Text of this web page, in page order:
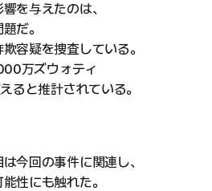
を与えたのは、
だ。
容疑を捜査している。
万ズウォティ
ると推計されている。
今回の事件に関連し、
性にも触れた。